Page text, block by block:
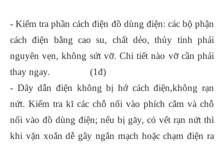
- Kiểm tra phần cách điện đồ dùng điện: các bộ phận
cách điện bằng cao su, chất dẻo, thủy tinh phải
nguyên vẹn, không sứt vỡ. Chi tiết nào vỡ cần phải
thay ngay. (1đ)
- Dây dẫn điện không bị hở cách điện,không rạn
nứt. Kiểm tra kĩ các chỗ nối vào phích cắm và chỗ
nối vào đồ dùng điện; nếu bị gãy, có vết rạn nứt thì
khi vặn xoắn dễ gây ngắn mạch hoặc chạm điện ra